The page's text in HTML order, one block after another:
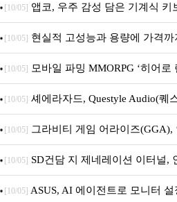
니터·스마트 펫 침대 기부
[10/05] 앱코, 우주 감성 담은 기계식 키
브랜드데이 기획전 진행
[10/05] 현실적 고성능과 용량에 가격까
M.2 NVMe 디앤디컴 1TB
[10/05] 모바일 파밍 MMORPG ‘히어로
[10/05] 셰에라자드, Questyle Audio(퀘
내 정식 출시
[10/05] 그라비티 게임 어라이즈(GGA),
던전 13’ 참가!
[10/05] SD건담 지 제네레이션 이터널,
아의 용사’ 재개최 및 풍성한 기념 이
[10/05] ASUS, AI 에이전트로 모니터